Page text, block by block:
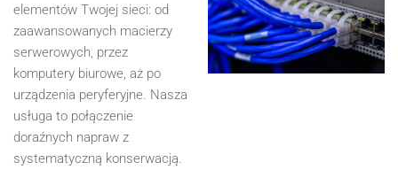
elementów Twojej sieci: od
zaawansowanych macierzy
serwerowych, przez
komputery biurowe, aż po
urządzenia peryferyjne. Nasza
usługa to połączenie
doraźnych napraw z
systematyczną konserwacją.